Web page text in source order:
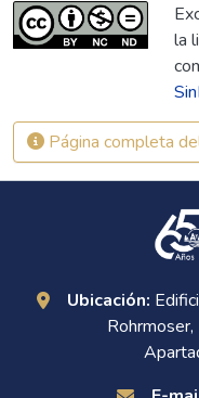
la
Página completa
Ubicación:
Rohrmoser,